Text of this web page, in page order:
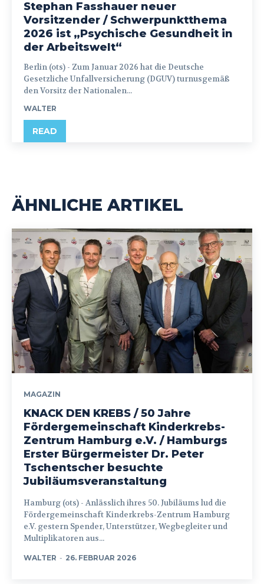
Stephan Fasshauer neuer
Vorsitzender / Schwerpunktthema
2026 ist „Psychische Gesundheit in
der Arbeitswelt“
Berlin (ots) - Zum Januar 2026 hat die Deutsche
Gesetzliche Unfallversicherung (DGUV) turnusgemäß
den Vorsitz der Nationalen...
WALTER
READ
ÄHNLICHE ARTIKEL
MAGAZIN
KNACK DEN KREBS / 50 Jahre
Fördergemeinschaft Kinderkrebs-
Zentrum Hamburg e.V. / Hamburgs
Erster Bürgermeister Dr. Peter
Tschentscher besuchte
Jubiläumsveranstaltung
Hamburg (ots) - Anlässlich ihres 50. Jubiläums lud die
Fördergemeinschaft Kinderkrebs-Zentrum Hamburg
e.V. gestern Spender, Unterstützer, Wegbegleiter und
Multiplikatoren aus...
WALTER - 26. FEBRUAR 2026